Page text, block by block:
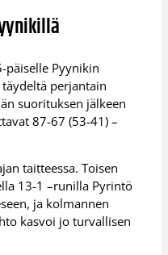
päiselle Pyynikin
perjantain
suorituksen jälkeen
87-67 (53-41) –
taitteessa. Toisen
13-1 –runilla Pyrintö
ja kolmannen
kasvoi jo turvallisen